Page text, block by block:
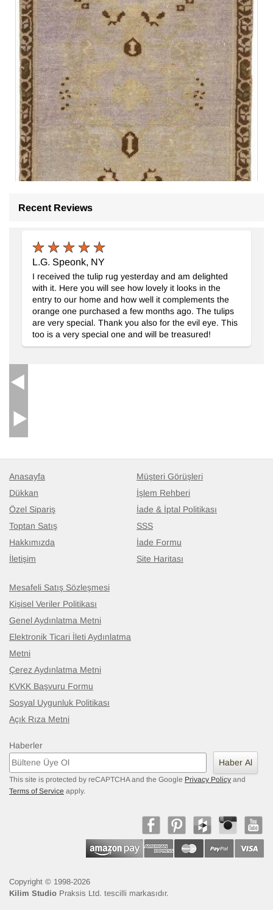
Recent Reviews
L.G. Speonk, NY
I received the tulip rug yesterday and am delighted
with it. Here you will see how lovely it looks in the
entry to our home and how well it complements the
orange one purchased a few months ago. The tulips
are very special. Thank you also for the evil eye. This
too is a very special one and will be treasured!
Anasayfa
Dükkan
Özel Sipariş
Toptan Satış
Hakkımızda
İletişim
Müşteri Görüşleri
İşlem Rehberi
İade & İptal Politikası
SSS
İade Formu
Site Haritası
Mesafeli Satış Sözleşmesi
Kişisel Veriler Politikası
Genel Aydınlatma Metni
Elektronik Ticari İleti Aydınlatma
Metni
Çerez Aydınlatma Metni
KVKK Başvuru Formu
Sosyal Uygunluk Politikası
Açık Rıza Metni
Haberler
Haber Al
This site is protected by reCAPTCHA and the Google Privacy Policy and
Terms of Service apply.
Copyright © 1998-2026
Kilim Studio Praksis Ltd. tescilli markasıdır.